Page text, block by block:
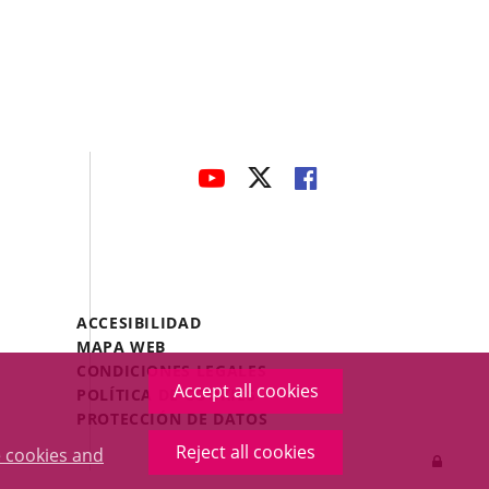
cookies and
Accept all cookies
Reject all cookies
LINK
LINKLINK
Menú
Legal
Footer
ACCESIBILIDAD
MAPA WEB
CONDICIONES LEGALES
POLÍTICA DE COOKIES
PROTECCIÓN DE DATOS
Log